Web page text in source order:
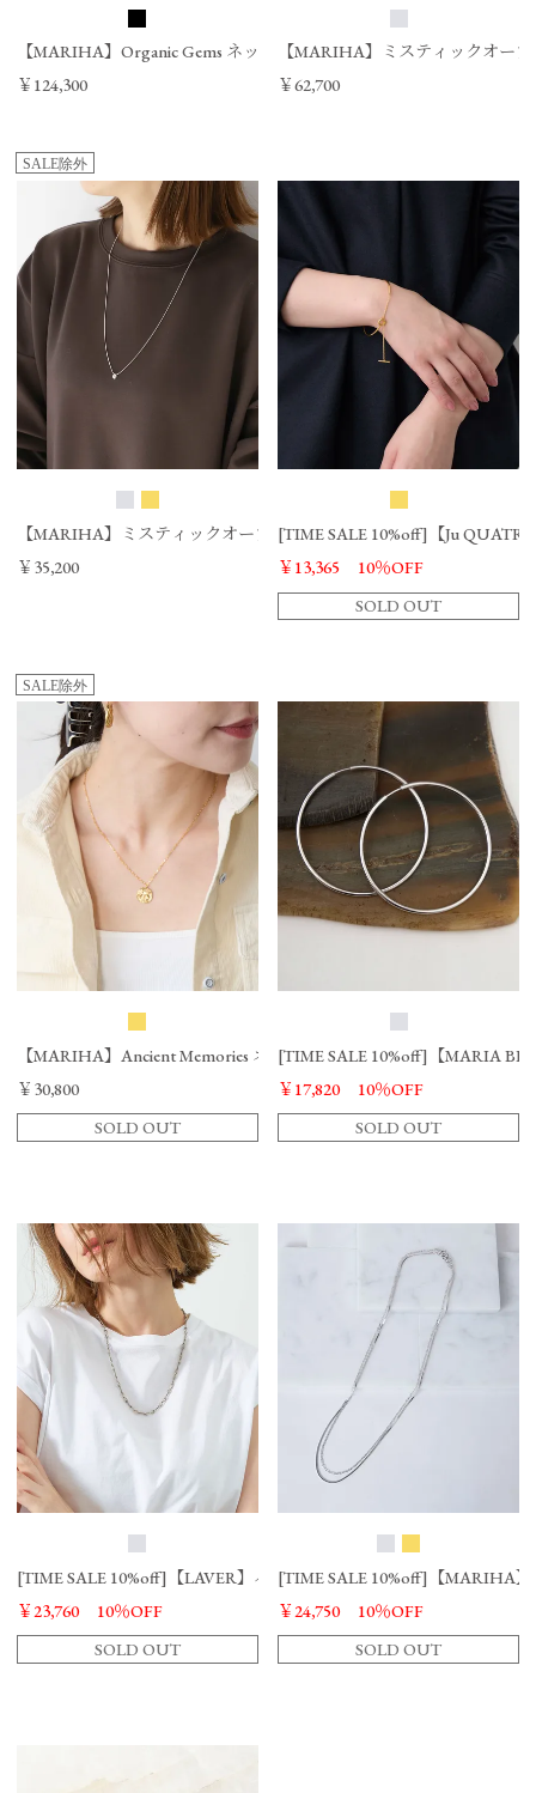
【MARIHA】Organic Gems ネックレス/0324310065
￥124,300
【MARIHA】ミスティックオー
￥62,700
SALE除外
【MARIHA】ミスティックオーブスネックレス-Mystic Orbs Necklace
￥35,200
[TIME SALE 10%off]【Ju
￥13,365
10％OFF
SOLD OUT
SALE除外
【MARIHA】Ancient Memories ネックレス Athena Angel/0325310055
￥30,800
SOLD OUT
[TIME SALE 10%off]【MARIA
￥17,820
10％OFF
SOLD OUT
[TIME SALE 10%off]【LAVER】ハンドツイスト チェーンネックレ
￥23,760
10％OFF
SOLD OUT
[TIME SALE 10%off]【MARIHA】
￥24,750
10％OFF
SOLD OUT